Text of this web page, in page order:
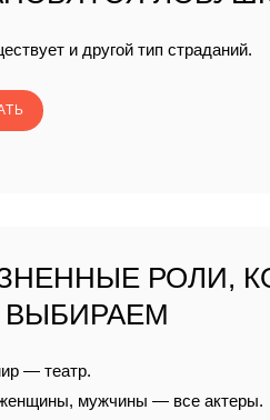
и другой тип страданий.
РОЛИ,
— театр.
мужчины — все актеры.